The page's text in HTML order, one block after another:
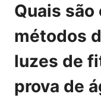
Quais
métodos
luzes de
prova de